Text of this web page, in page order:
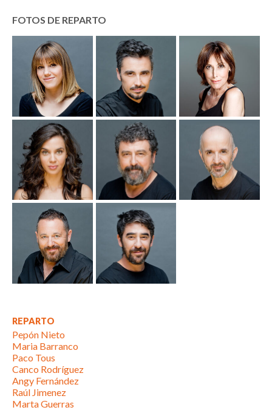
FOTOS DE REPARTO
REPARTO
Pepón Nieto
Maria Barranco
Paco Tous
Canco Rodríguez
Angy Fernández
Raúl Jimenez
Marta Guerras